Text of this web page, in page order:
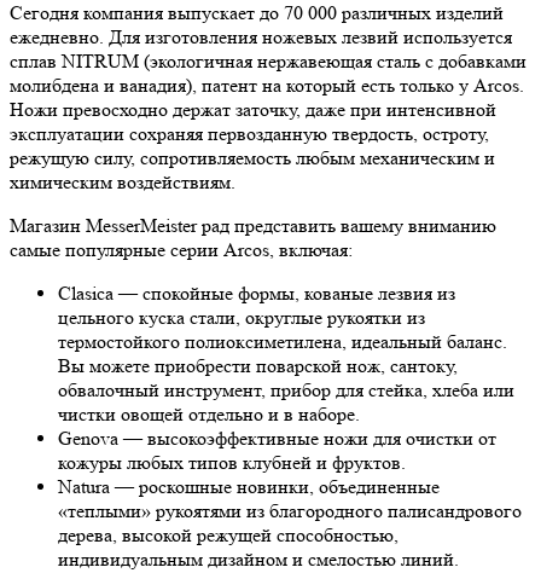
Сегодня компания выпускает до 70 000 различных изделий
ежедневно. Для изготовления ножевых лезвий используется
сплав NITRUM (экологичная нержавеющая сталь с добавками
молибдена и ванадия), патент на который есть только у Arcos.
Ножи превосходно держат заточку, даже при интенсивной
эксплуатации сохраняя первозданную твердость, остроту,
режущую силу, сопротивляемость любым механическим и
химическим воздействиям.
Магазин MesserMeister рад представить вашему вниманию
самые популярные серии Arcos, включая:
Clasica — спокойные формы, кованые лезвия из
цельного куска стали, округлые рукоятки из
термостойкого полиоксиметилена, идеальный баланс.
Вы можете приобрести поварской нож, сантоку,
обвалочный инструмент, прибор для стейка, хлеба или
чистки овощей отдельно и в наборе.
Genova — высокоэффективные ножи для очистки от
кожуры любых типов клубней и фруктов.
Natura — роскошные новинки, объединенные
«теплыми» рукоятями из благородного палисандрового
дерева, высокой режущей способностью,
индивидуальным дизайном и смелостью линий.